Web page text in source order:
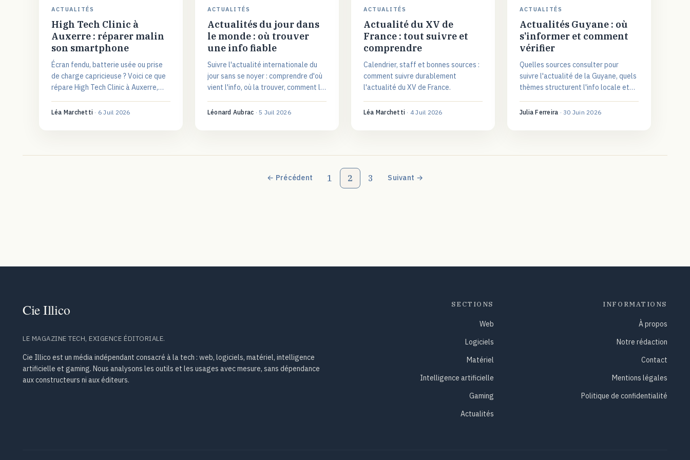
ACTUALITÉS
High Tech Clinic à
Auxerre : réparer malin
son smartphone
Écran fendu, batterie usée ou prise
de charge capricieuse ? Voici ce que
répare High Tech Clinic à Auxerre,
et comment trancher entre réparer
Léa Marchetti · 6 Juil 2026
ACTUALITÉS
Actualités du jour dans
le monde : où trouver
une info fiable
Suivre l'actualité internationale du
jour sans se noyer : comprendre d'où
vient l'info, où la trouver, comment la
tenable au quotidien.
Léonard Aubrac ·5 Juil 2026
ACTUALITÉS
Actualité du XV de
France : tout suivre et
comprendre
Calendrier, staff et bonnes sources :
comment suivre durablement
l'actualité du XV de France.
Léa Marchetti · 4 Juil 2026
ACTUALITÉS
Actualités Guyane : où
s’informer et comment
vérifier
Quelles sources consulter pour
suivre l'actualité de la Guyane, quels
thèmes structurent l'info locale et
vérifiée d'une simple rumeur.
Julia Ferreira ·30 Juin 2026
← Précédent 1 2 3 Suivant →
LE MAGAZINE TECH, EXIGENCE ÉDITORIALE.
Cie Illico est un média indépendant consacré à la tech : web, logiciels, matériel, intelligence
artificielle et gaming. Nous analysons les outils et les usages avec mesure, sans dépendance
aux constructeurs ni aux éditeurs.
SECTIONS
Web
Logiciels
Matériel
Intelligence artificielle
Gaming
Actualités
INFORMATIONS
À propos
Notre rédaction
Contact
Mentions légales
Politique de confidentialité